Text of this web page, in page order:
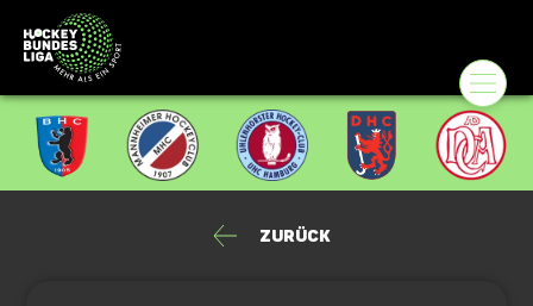
Zurück